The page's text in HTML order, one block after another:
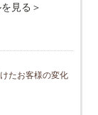
見る＞
たお客様の変化